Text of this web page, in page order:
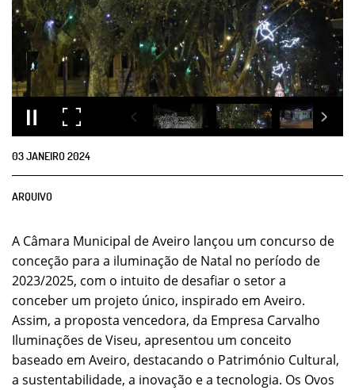
03JANEIRO2024
ARQUIVO
A Câmara Municipal de Aveiro lançou um concurso de
conceção para a iluminação de Natal no período de
2023/2025, com o intuito de desafiar o setor a
conceber um projeto único, inspirado em Aveiro.
Assim, a proposta vencedora, da Empresa Carvalho
Iluminações de Viseu, apresentou um conceito
baseado em Aveiro, destacando o Património Cultural,
a sustentabilidade, a inovação e a tecnologia. Os Ovos